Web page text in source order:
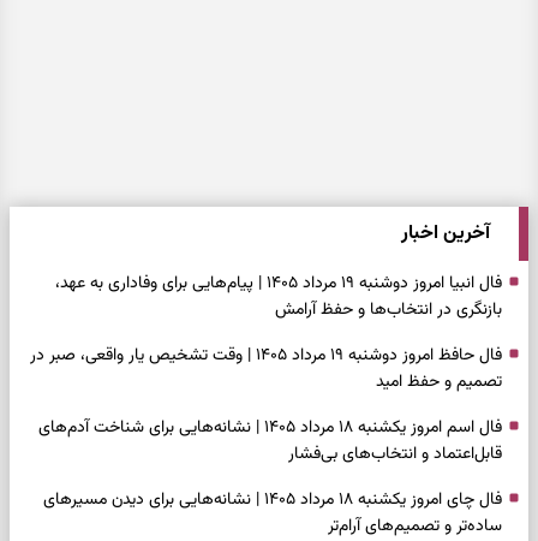
آخرین اخبار
فال انبیا امروز دوشنبه ۱۹ مرداد ۱۴۰۵ | پیام‌هایی برای وفاداری به عهد،
بازنگری در انتخاب‌ها و حفظ آرامش
فال حافظ امروز دوشنبه ۱۹ مرداد ۱۴۰۵ | وقت تشخیص یار واقعی، صبر در
تصمیم و حفظ امید
فال اسم امروز یکشنبه ۱۸ مرداد ۱۴۰۵ | نشانه‌هایی برای شناخت آدم‌های
قابل‌اعتماد و انتخاب‌های بی‌فشار
فال چای امروز یکشنبه ۱۸ مرداد ۱۴۰۵ | نشانه‌هایی برای دیدن مسیرهای
ساده‌تر و تصمیم‌های آرام‌تر